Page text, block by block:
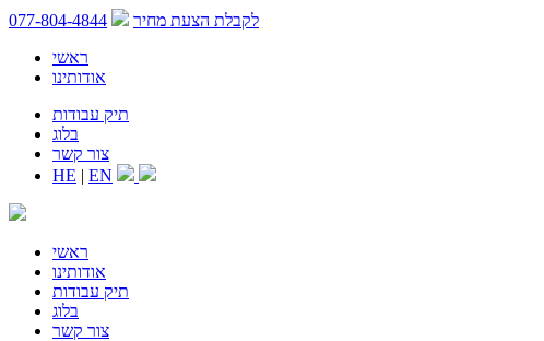
לקבלת הצעת מחיר
077-804-4844
ראשי
אודותינו
תיק עבודות
בלוג
צור קשר
HE | EN
ראשי
אודותינו
תיק עבודות
בלוג
צור קשר